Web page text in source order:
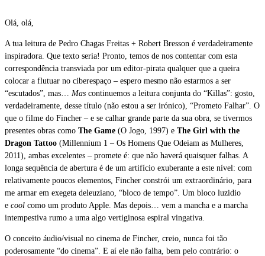
Olá, olá,
A tua leitura de Pedro Chagas Freitas + Robert Bresson é verdadeiramente
inspiradora. Que texto seria! Pronto, temos de nos contentar com esta
correspondência transviada por um editor-pirata qualquer que a queira
colocar a flutuar no ciberespaço – espero mesmo não estarmos a ser
“escutados”, mas… Mas continuemos a leitura conjunta do “Killas”: gosto,
verdadeiramente, desse título (não estou a ser irónico), “Prometo Falhar”. O
que o filme do Fincher – e se calhar grande parte da sua obra, se tivermos
presentes obras como The Game (O Jogo, 1997) e The Girl with the
Dragon Tattoo (Millennium 1 – Os Homens Que Odeiam as Mulheres,
2011), ambas excelentes – promete é: que não haverá quaisquer falhas. A
longa sequência de abertura é de um artifício exuberante a este nível: com
relativamente poucos elementos, Fincher constrói um extraordinário, para
me armar em exegeta deleuziano, “bloco de tempo”. Um bloco luzidio
e cool como um produto Apple. Mas depois… vem a mancha e a marcha
intempestiva rumo a uma algo vertiginosa espiral vingativa.
O conceito áudio/visual no cinema de Fincher, creio, nunca foi tão
poderosamente “do cinema”. E aí ele não falha, bem pelo contrário: o